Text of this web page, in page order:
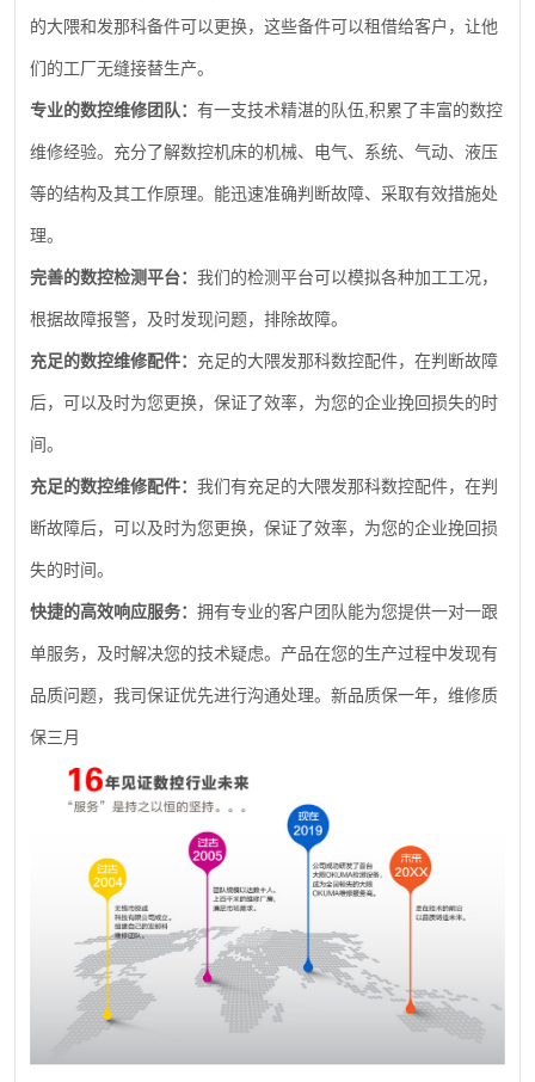
的大隈和发那科备件可以更换，这些备件可以租借给客户，让他
们的工厂无缝接替生产。
专业的数控维修团队： 有一支技术精湛的队伍 积累了丰富的数控
维修经验。充分了解数控机床的机械、电气、系统、气动、液压
等的结构及其工作原理。能迅速准确判断故障、采取有效措施处
理。
完善的数控检测平台： 我们的检测平台可以模拟各种加工工况，
根据故障报警，及时发现问题，排除故障。
充足的数控维修配件： 充足的大隈发那科数控配件，在判断故障
后，可以及时为您更换，保证了效率，为您的企业挽回损失的时
间。
充足的数控维修配件： 我们有充足的大隈发那科数控配件，在判
断故障后，可以及时为您更换，保证了效率，为您的企业挽回损
失的时间。
快捷的高效响应服务： 拥有专业的客户团队能为您提供一对一跟
单服务，及时解决您的技术疑虑。产品在您的生产过程中发现有
品质问题，我司保证优先进行沟通处理。新品质保一年，维修质
保三月